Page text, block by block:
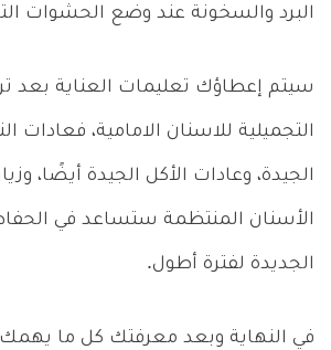
البرد والسخونة عند وضع الحشوات
سيتم إعطاؤك تعليمات العناية بعد
التجميلية للاسنان الامامية،
الجيدة، وعادات الأكل الجيدة أيضًا،
الأسنان المنتظمة ستساعد في
الجديدة لفترة أطول.
في النهاية وبعد معرفتك كل ما